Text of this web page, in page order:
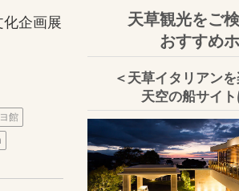
企画展
館
天草観光をご
おすすめ
＜天草イタリアン
天空の船サイ